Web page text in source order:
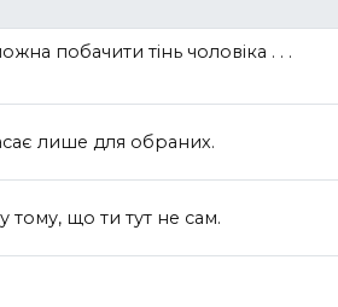
побачити тінь чоловіка . . .
лише для обраних.
тому, що ти тут не сам.